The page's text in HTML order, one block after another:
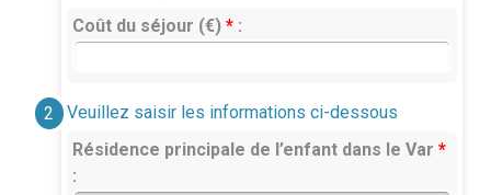
Coût du séjour (€) * :
2
Veuillez saisir les informations ci-dessous
Résidence principale de l’enfant dans le Var *
: